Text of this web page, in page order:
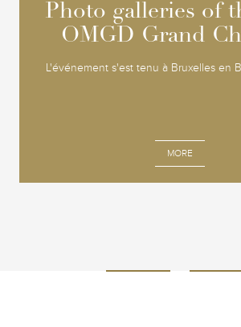
Photo galleries of
OMGD Grand
L'événement s'est tenu à Bruxelles en
MORE
Photo galleries of
OMGD Grand